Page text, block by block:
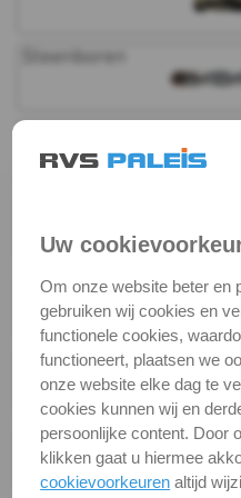
Borgingen
Keilankers
&
Pluggen
Fittingen
Spiraalboren
Steenboren
Houtboren
Uw
Om onze website beter en
gebruiken wij cookies en
functionele cookies,
functioneert, plaatsen we
onze website elke dag te
cookies kunnen wij en
persoonlijke content. Door
klikken gaat u hiermee
cookievoorkeuren altijd